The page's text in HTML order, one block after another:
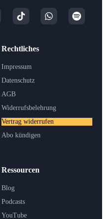
Ressourcen
Blog
Podcasts
YouTube
Rechtliches
Impressum
Datenschutz
AGB
Widerrufsbelehrung
Vertrag widerrufen
Abo kündigen